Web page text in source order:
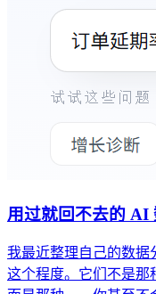
用过就回不去的 AI
我最近整理自己的数据
这个程度。它们不是那